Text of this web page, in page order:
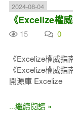
2024-08-04
《Excelize權
15 0
《Excelize權威指
《Excelize權威
開源庫 Excelize
...繼續閱讀 »